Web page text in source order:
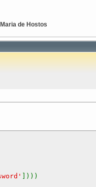
de Hostos
])))